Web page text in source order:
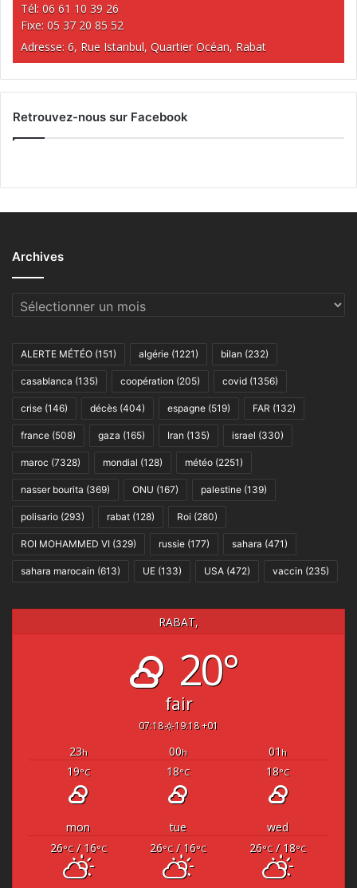
Tél: 06 61 10 39 26
Fixe: 05 37 20 85 52
Adresse: 6, Rue Istanbul, Quartier Océan, Rabat
Retrouvez-nous sur Facebook
Archives
Archives
ALERTE MÉTÉO (151) algérie (1221) bilan (232)
casablanca (135) coopération (205) covid (1356)
crise (146) décès (404) espagne (519) FAR (132)
france (508) gaza (165) Iran (135) israel (330)
maroc (7328) mondial (128) météo (2251)
nasser bourita (369) ONU (167) palestine (139)
polisario (293) rabat (128) Roi (280)
ROI MOHAMMED VI (329) russie (177) sahara (471)
sahara marocain (613) UE (133) USA (472) vaccin (235)
RABAT,
20°
fair
07:18 19:18 +01
23h 00h 01 h
19°C 18°C 18°C
mon tue
wed
26°C/ 16°C 26°C/ 16°C 26°C/ 18°C